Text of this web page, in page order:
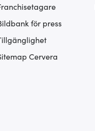
för press
Cervera